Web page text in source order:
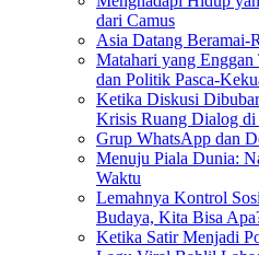
dari Camus
Asia Datang Beramai-
Matahari yang
dan Politik Pasca-
Ketika Diskusi
Krisis Ruang Dialog di
Grup WhatsApp dan
Menuju Piala Dunia:
Waktu
Lemahnya Kontrol
Budaya, Kita Bisa
Ketika Satir Menjadi